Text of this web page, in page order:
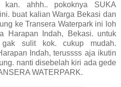
kan. ahhh.. pokoknya SUKA
buat kalian Warga Bekasi dan
ke Transera Waterpark ini loh
Harapan Indah, Bekasi. untuk
sulit kok. cukup mudah.
Indah, terussss aja ikutin
nanti disebelah kiri ada gede
WATERPARK.